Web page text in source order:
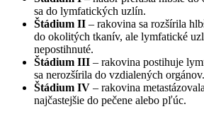
sa do lymfatických uzlín.
Štádium II – rakovina sa rozšírila
do okolitých tkanív, ale lymfatické
nepostihnuté.
Štádium III – rakovina postihuje
sa nerozšírila do vzdialených orgánov.
Štádium IV – rakovina
najčastejšie do pečene alebo pľúc.